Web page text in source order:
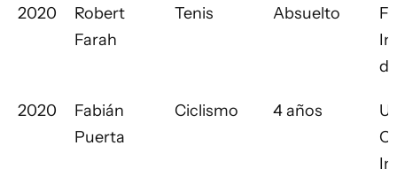
2020
Robert
Farah
Tenis Absuelto
2020
Fabián
Puerta
Ciclismo 4 años